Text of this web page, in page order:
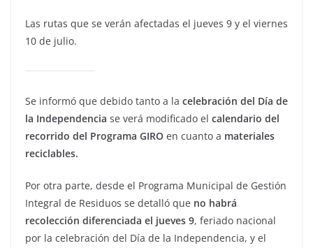
Las rutas que se verán afectadas el jueves 9 y el viernes
10 de julio.
Se informó que debido tanto a la celebración del Día de
la Independencia se verá modificado el calendario del
recorrido del Programa GIRO en cuanto a materiales
reciclables.
Por otra parte, desde el Programa Municipal de Gestión
Integral de Residuos se detalló que no habrá
recolección diferenciada el jueves 9, feriado nacional
por la celebración del Día de la Independencia, y el